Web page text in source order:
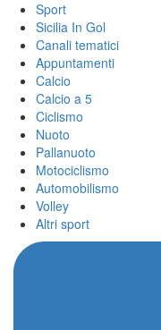
Sport
Sicilia In Gol
Canali tematici
Appuntamenti
Calcio
Calcio a 5
Ciclismo
Nuoto
Pallanuoto
Motociclismo
Automobilismo
Volley
Altri sport